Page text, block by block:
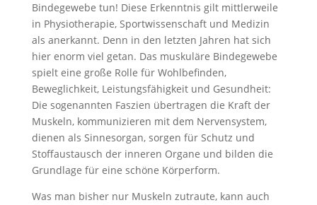
Bindegewebe tun! Diese Erkenntnis gilt mittlerweile
in Physiotherapie, Sportwissenschaft und Medizin
als anerkannt. Denn in den letzten Jahren hat sich
hier enorm viel getan. Das muskuläre Bindegewebe
spielt eine große Rolle für Wohlbefinden,
Beweglichkeit, Leistungsfähigkeit und Gesundheit:
Die sogenannten Faszien übertragen die Kraft der
Muskeln, kommunizieren mit dem Nervensystem,
dienen als Sinnesorgan, sorgen für Schutz und
Stoffaustausch der inneren Organe und bilden die
Grundlage für eine schöne Körperform.
Was man bisher nur Muskeln zutraute, kann auch